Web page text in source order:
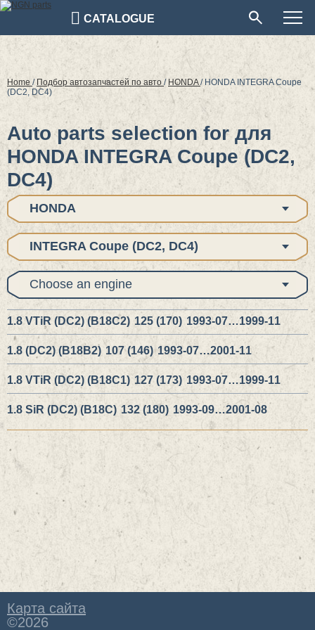
CATALOGUE
Home / Подбор автозапчастей по авто / HONDA / HONDA INTEGRA Coupe
(DC2, DC4)
Auto parts selection for для
HONDA INTEGRA Coupe (DC2,
DC4)
HONDA
INTEGRA Coupe (DC2, DC4)
Choose an engine
1.8 VTiR (DC2) (B18C2) 125 (170) 1993-07…1999-11
1.8 (DC2) (B18B2) 107 (146) 1993-07…2001-11
1.8 VTiR (DC2) (B18C1) 127 (173) 1993-07…1999-11
1.8 SiR (DC2) (B18C) 132 (180) 1993-09…2001-08
Карта сайта
©2026